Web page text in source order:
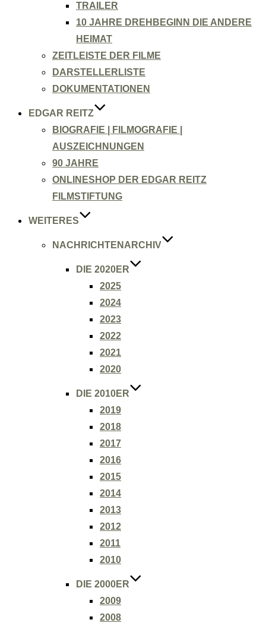
TRAILER
10 JAHRE DREHBEGINN DIE ANDERE
HEIMAT
ZEITLEISTE DER FILME
DARSTELLERLISTE
DOKUMENTATIONEN
EDGAR REITZ
BIOGRAFIE | FILMOGRAFIE |
AUSZEICHNUNGEN
90 JAHRE
ONLINESHOP DER EDGAR REITZ
FILMSTIFTUNG
WEITERES
NACHRICHTENARCHIV
DIE 2020ER
2025
2024
2023
2022
2021
2020
DIE 2010ER
2019
2018
2017
2016
2015
2014
2013
2012
2011
2010
DIE 2000ER
2009
2008